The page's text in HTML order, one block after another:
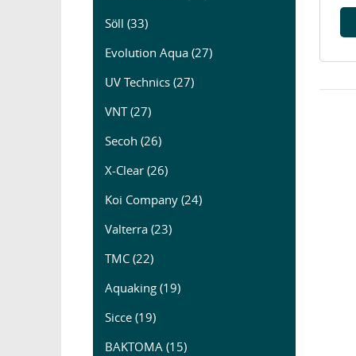
Söll (33)
Evolution Aqua (27)
UV Technics (27)
VNT (27)
Secoh (26)
X-Clear (26)
Koi Company (24)
Valterra (23)
TMC (22)
Aquaking (19)
Sicce (19)
BAKTOMA (15)